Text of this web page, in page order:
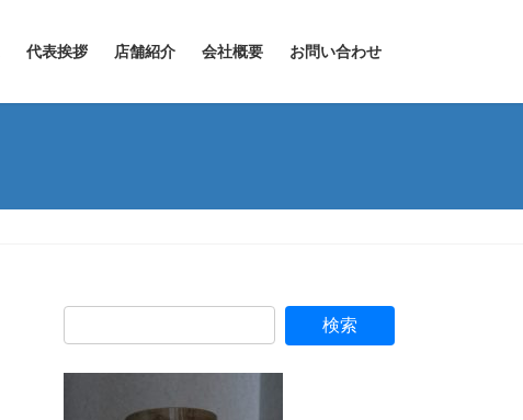
代表挨拶 店舗紹介 会社概要 お問い合わせ